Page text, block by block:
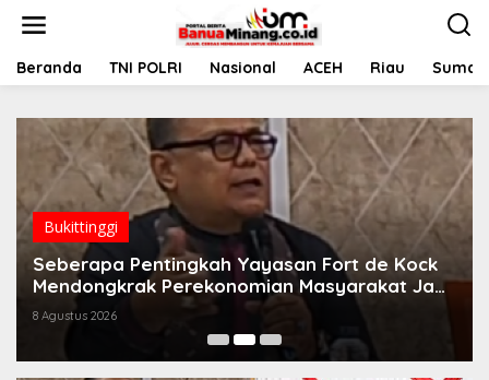
t
Beranda TNI POLRI Nasional ACEH Riau
Bukittinggi
Seberapa Pentingkah Yayasan Fort de Kock
Mendongkrak Perekonomian Masyarakat Jam
Gadang?
8 Agustus 2026